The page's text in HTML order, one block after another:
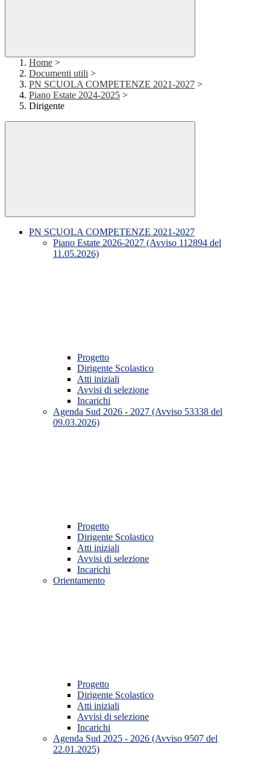
Home >
Documenti utili >
PN SCUOLA COMPETENZE 2021-2027 >
Piano Estate 2024-2025 >
Dirigente
PN SCUOLA COMPETENZE 2021-2027
Piano Estate 2026-2027 (Avviso 112894 del
11.05.2026)
Progetto
Dirigente Scolastico
Atti iniziali
Avvisi di selezione
Incarichi
Agenda Sud 2026 - 2027 (Avviso 53338 del
09.03.2026)
Progetto
Dirigente Scolastico
Atti iniziali
Avvisi di selezione
Incarichi
Orientamento
Progetto
Dirigente Scolastico
Atti iniziali
Avvisi di selezione
Incarichi
Agenda Sud 2025 - 2026 (Avviso 9507 del
22.01.2025)